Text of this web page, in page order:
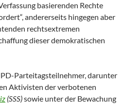
basierenden Rechte
andererseits hingegen aber
rechtsextremen
dieser demokratischen
Parteitagsteilnehmer, darunter
Aktivisten der verbotenen
(SSS)sowie unter der Bewachung